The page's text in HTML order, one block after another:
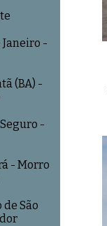
Janeiro -
(BA) -
-
- Morro
São